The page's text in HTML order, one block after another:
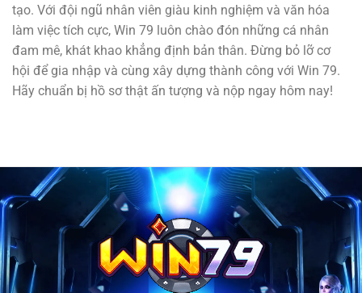
tạo. Với đội ngũ nhân viên giàu kinh nghiệm và văn hóa
làm việc tích cực, Win 79 luôn chào đón những cá nhân
đam mê, khát khao khẳng định bản thân. Đừng bỏ lỡ cơ
hội để gia nhập và cùng xây dựng thành công với Win 79.
Hãy chuẩn bị hồ sơ thật ấn tượng và nộp ngay hôm nay!